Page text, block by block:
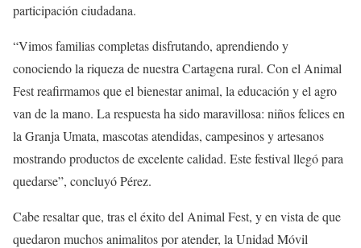
participación ciudadana.
“Vimos familias completas disfrutando, aprendiendo y
conociendo la riqueza de nuestra Cartagena rural. Con el Animal
Fest reafirmamos que el bienestar animal, la educación y el agro
van de la mano. La respuesta ha sido maravillosa: niños felices en
la Granja Umata, mascotas atendidas, campesinos y artesanos
mostrando productos de excelente calidad. Este festival llegó para
quedarse”, concluyó Pérez.
Cabe resaltar que, tras el éxito del Animal Fest, y en vista de que
quedaron muchos animalitos por atender, la Unidad Móvil